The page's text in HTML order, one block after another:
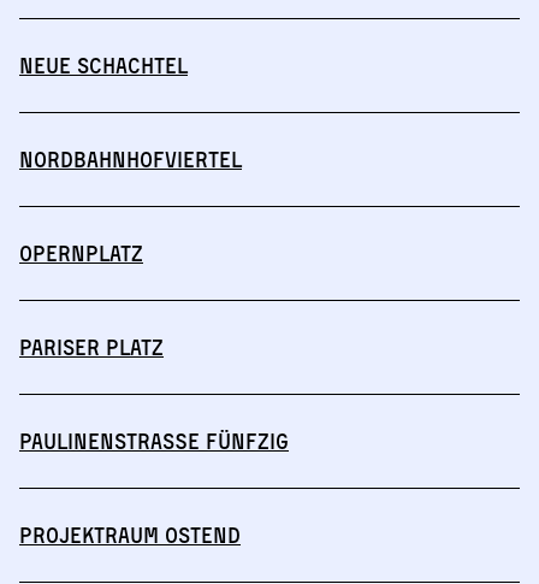
Neue Schachtel
Nordbahnhofviertel
Opernplatz
Pariser Platz
Paulinenstraße Fünfzig
Projektraum Ostend